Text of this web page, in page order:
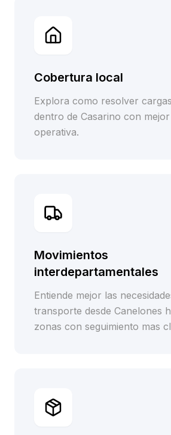
Cobertura local
Explora como resolver
dentro de Casarino con mejor
operativa.
Movimientos
interdepartamentales
Entiende mejor las
transporte desde Canelones
zonas con seguimiento mas